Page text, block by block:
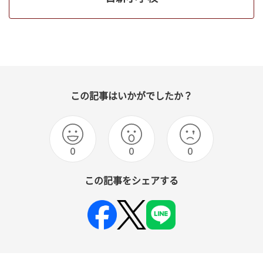
この記事はいかがでしたか？
0 0 0
この記事をシェアする